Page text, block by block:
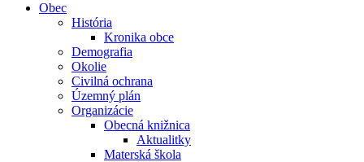
Obec
História
Kronika obce
Demografia
Okolie
Civilná ochrana
Územný plán
Organizácie
Obecná knižnica
Aktualitky
Materská škola